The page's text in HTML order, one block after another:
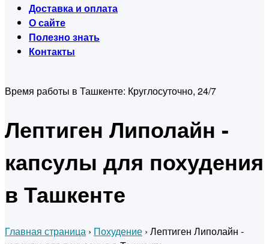
Доставка и оплата
О сайте
Полезно знать
Контакты
Время работы в Ташкенте: Круглосуточно, 24/7
Лептиген Липолайн -
капсулы для похудения
в Ташкенте
Главная страница › Похудение › Лептиген Липолайн -